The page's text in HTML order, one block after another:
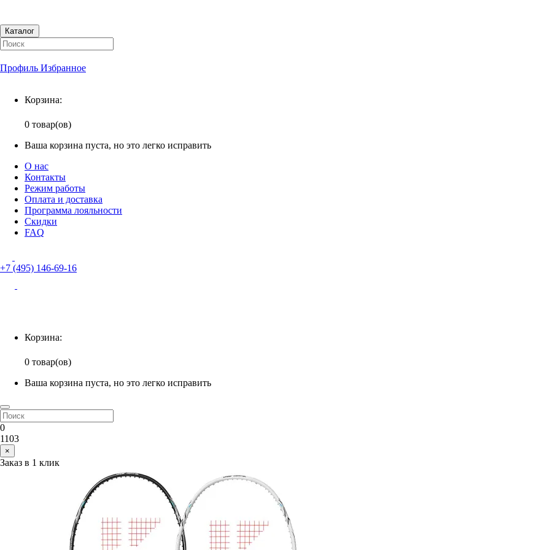
Каталог
Профиль Избранное
Корзина:
0 товар(ов)
Ваша корзина пуста, но это легко исправить
О нас
Контакты
Режим работы
Оплата и доставка
Программа лояльности
Скидки
FAQ
+7 (495) 146-69-16
Корзина:
0 товар(ов)
Ваша корзина пуста, но это легко исправить
0
1103
×
Заказ в 1 клик